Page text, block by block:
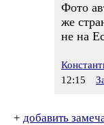
Фото
же
не на
12:15
+ добавить